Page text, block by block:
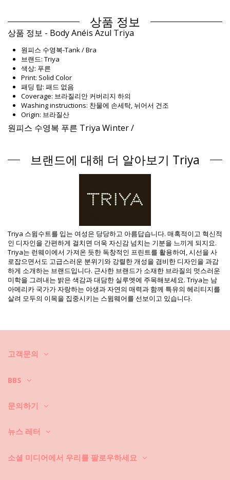
상품 정보
상품 정보 - Body Anéis Azul Triya
원피스 수영복-Tank / Bra
브랜드: Triya
색상: 푸른
Print: Solid Color
패딩 탑: 패드 없음
Coverage: 브라질리안 커버리지 하의
Washing instructions: 찬물에 손세탁, 뉘어서 건조
Origin: 브라질산
원피스 수영복 푸른 Triya Winter /
Composition: 84% Polyamide, 16% Elastane
Lining: 88% Polyamide, 12% Elastane
구분: 여성, 원피스 수영복
패키지 포함 항목: 1 x 원피스 수영복 (포함되지 않는 다른 액세서리)
EAN: XS (7899970007392), S (7899970007408), M (7899970007415),
L (7899970007422), XL (7899970007439)
프린트 참고: TRIYA HIV2021 AZUL
공급업체 참고: I21M26LA
중량: 115g / 0.25lb / 4.06oz
보정한 사진
세탁 및 관리 안내
관리 안내 사항: Triya Body Anéis Azul
우선: 거친 표면에 닿지 않도록 하세요. 앉거나 눕게 되면 타월을 항상 깔아
요. 항상 손세탁하시기 바랍니다. 찌든 때 제거제와 같은 강력한 세제는 절
대로 사용하지 마세요. 연한 천에 사용하는 세제를 사용하세요. 일반 비누
비치 백이나 파우치 안에 든 젖은 수영복을 꺼내야 한다는 것을 항상 기억
까요? 인쇄 무늬와 패턴이 탈색됩니다. 그리고, 비키니에 보석, 진주 또는
브랜드에 대해 더 알아보기 Triya
Triya 스윔수트를 입는 여성은 당당하고 아름답습니다. 매혹적이고 혁신적
인 디자인을 간편하게 걸치면 더욱 자신감 넘치는 기분을 느끼게 되지요.
Triya는 런웨이에서 가져온 듯한 독창적인 프린트를 활용하여, 시선을 사
로잡으면서도 고급스러운 분위기와 강렬한 개성을 겸비한 디자인을 과감
하게 소개하는 브랜드입니다. 근사한 브랜드가 소재한 브라질의 멋스러운
미학을 그려내는 밝은 색감과 대담한 실루엣에 주목해보세요. Triya는 남
아메리카 국가가 자랑하는 야생과 자연의 매력과 함께 특유의 헤리티지를
살려 모두의 이목을 집중시키는 스윔웨어를 선보이고 있습니다.
고객문의
BBS
문의하기
뉴스 레터
소셜 미디어에서 우리를 팔로우하세요